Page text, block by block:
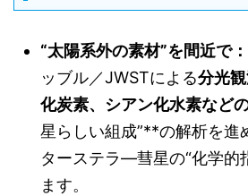
“太陽系外の素材”を間近で：
ッブル／JWSTによる分光観
化炭素、シアン化水素など
星らしい組成”**の解析を進
ターステラ―彗星の“化学的
ます。